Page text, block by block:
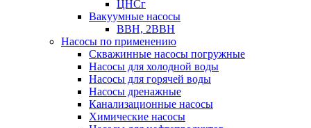
ЦНСг
Вакуумные насосы
ВВН, 2ВВН
Насосы по применению
Скважинные насосы погружные
Насосы для холодной воды
Насосы для горячей воды
Насосы дренажные
Канализационные насосы
Химические насосы